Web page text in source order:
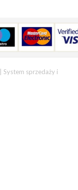
System sprzedaży i